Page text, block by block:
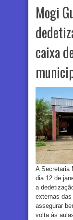
Mogi
caixa
A Secretaria
dia 12 de
a
externas
assegurar
volta às